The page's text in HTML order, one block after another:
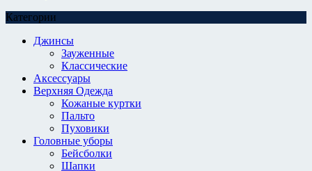
Категории
Джинсы
Зауженные
Классические
Аксессуары
Верхняя Одежда
Кожаные куртки
Пальто
Пуховики
Головные уборы
Бейсболки
Шапки